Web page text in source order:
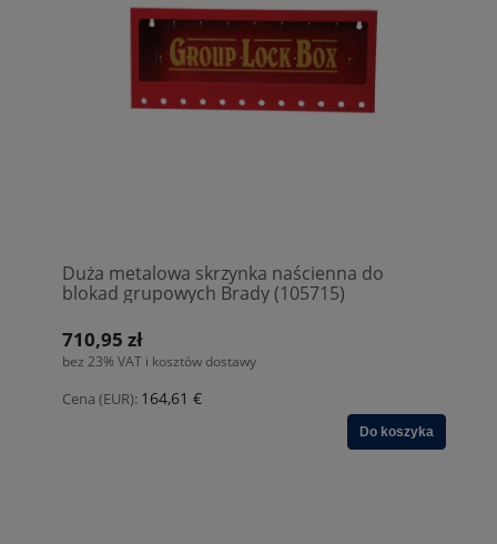
Duża metalowa skrzynka naścienna do
blokad grupowych Brady (105715)
710,95 zł
bez 23% VAT i kosztów dostawy
Cena (EUR): 164,61 €
Do koszyka